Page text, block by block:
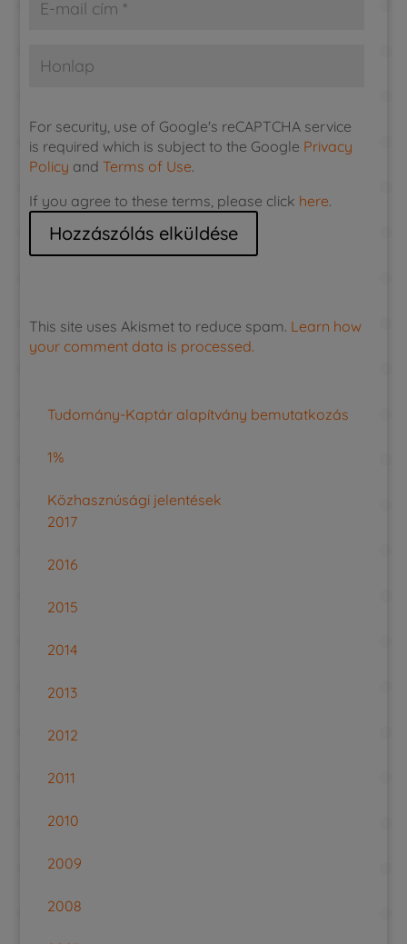
For security, use of Google's reCAPTCHA service
is required which is subject to the Google Privacy
Policy andTerms of Use.
If you agree to these terms, please click here.
This site uses Akismet to reduce spam. Learn how
your comment data is processed.
Tudomány-Kaptár alapítvány bemutatkozás
1%
Közhasznúsági jelentések
2017
2016
2015
2014
2013
2012
2011
2010
2009
2008